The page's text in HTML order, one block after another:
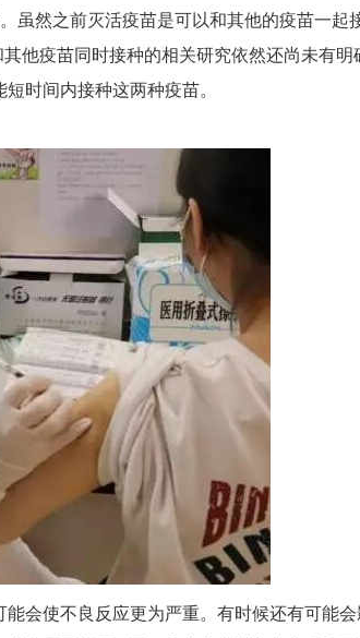
虽然之前灭活疫苗是可以和其他的疫苗一起
他疫苗同时接种的相关研究依然还尚未有明
时间内接种这两种疫苗。
会使不良反应更为严重。有时候还有可能